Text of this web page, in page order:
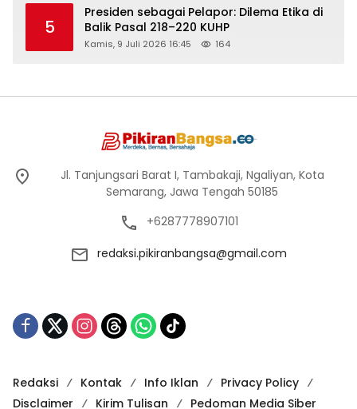
5
Presiden sebagai Pelapor: Dilema Etika di
Balik Pasal 218–220 KUHP
Kamis, 9 Juli 2026 16:45 164
Jl. Tanjungsari Barat I, Tambakaji, Ngaliyan, Kota
Semarang, Jawa Tengah 50185
+6287778907101
redaksi.pikiranbangsa@gmail.com
Redaksi Kontak Info Iklan
Privacy Policy
Disclaimer
Kirim Tulisan Pedoman Media Siber